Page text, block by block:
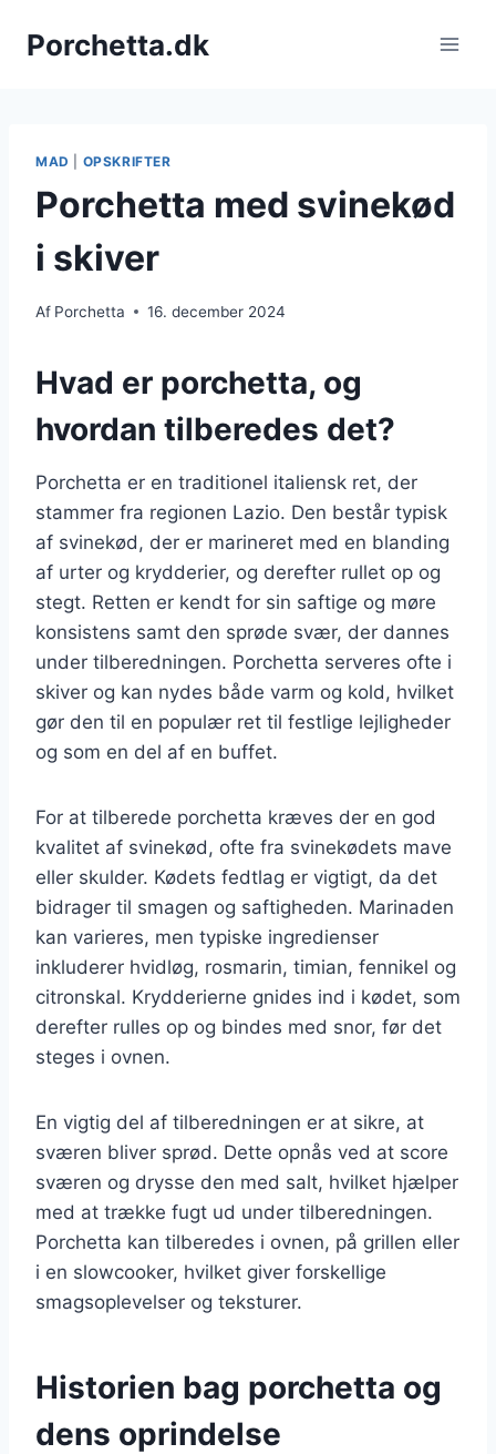
Porchetta.dk
MAD OPSKRIFTER
Porchetta med svinekød
i skiver
Af Porchetta 16. december 2024
Hvad er porchetta, og
hvordan tilberedes det?
Porchetta er en traditionel italiensk ret, der
stammer fra regionen Lazio. Den består typisk
af svinekød, der er marineret med en blanding
af urter og krydderier, og derefter rullet op og
stegt. Retten er kendt for sin saftige og møre
konsistens samt den sprøde svær, der dannes
under tilberedningen. Porchetta serveres ofte i
skiver og kan nydes både varm og kold, hvilket
gør den til en populær ret til festlige lejligheder
og som en del af en buffet.
For at tilberede porchetta kræves der en god
kvalitet af svinekød, ofte fra svinekødets mave
eller skulder. Kødets fedtlag er vigtigt, da det
bidrager til smagen og saftigheden. Marinaden
kan varieres, men typiske ingredienser
inkluderer hvidløg, rosmarin, timian, fennikel og
citronskal. Krydderierne gnides ind i kødet, som
derefter rulles op og bindes med snor, før det
steges i ovnen.
En vigtig del af tilberedningen er at sikre, at
sværen bliver sprød. Dette opnås ved at score
sværen og drysse den med salt, hvilket hjælper
med at trække fugt ud under tilberedningen.
Porchetta kan tilberedes i ovnen, på grillen eller
i en slowcooker, hvilket giver forskellige
smagsoplevelser og teksturer.
Historien bag porchetta og
dens oprindelse